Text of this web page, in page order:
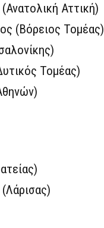
Αττική)
(Βόρειος Τομέας)
Τομέας)